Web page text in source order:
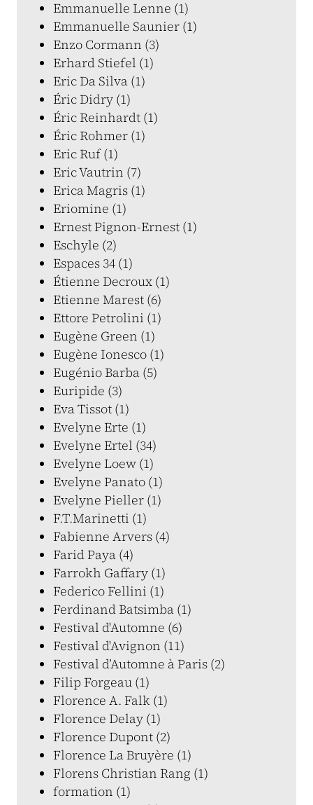
Emmanuelle Lenne (1)
Emmanuelle Saunier (1)
Enzo Cormann (3)
Erhard Stiefel (1)
Eric Da Silva (1)
Éric Didry (1)
Éric Reinhardt (1)
Éric Rohmer (1)
Eric Ruf (1)
Eric Vautrin (7)
Erica Magris (1)
Eriomine (1)
Ernest Pignon-Ernest (1)
Eschyle (2)
Espaces 34 (1)
Étienne Decroux (1)
Etienne Marest (6)
Ettore Petrolini (1)
Eugène Green (1)
Eugène Ionesco (1)
Eugénio Barba (5)
Euripide (3)
Eva Tissot (1)
Evelyne Erte (1)
Evelyne Ertel (34)
Evelyne Loew (1)
Evelyne Panato (1)
Evelyne Pieller (1)
F.T.Marinetti (1)
Fabienne Arvers (4)
Farid Paya (4)
Farrokh Gaffary (1)
Federico Fellini (1)
Ferdinand Batsimba (1)
Festival d'Automne (6)
Festival d'Avignon (11)
Festival d’Automne à Paris (2)
Filip Forgeau (1)
Florence A. Falk (1)
Florence Delay (1)
Florence Dupont (2)
Florence La Bruyère (1)
Florens Christian Rang (1)
formation (1)